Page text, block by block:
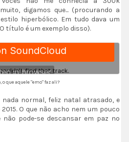
digamos que... (procurando a
hiperbólico. Em tudo dava um
título é um exemplo disso).
o que aquele "emo" faz ali?
normal, feliz natal atrasado, e
O que não acho nem um pouco
pode-se descansar em paz no